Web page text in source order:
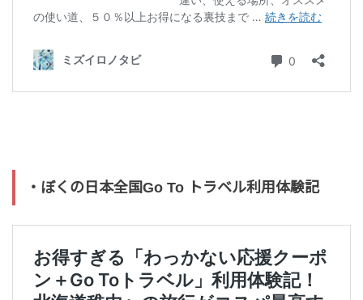
・ぼくの日本全国Go To トラベル利用体験記